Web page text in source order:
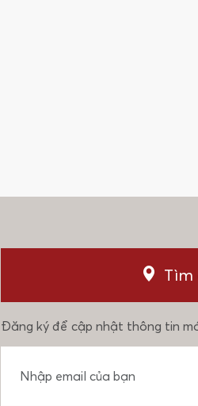
Tìm
Đăng ký để cập nhật thông tin